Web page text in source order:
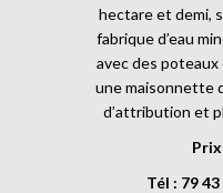
hectare et demi,
fabrique d’eau
avec des
une maisonnette
d’attribution et
Tél : 79